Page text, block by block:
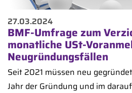
27.03.2024
BMF-Umfrage zum
monatliche USt-
Neugründungsfällen
Seit 2021 müssen neu
Jahr der Gründung und im